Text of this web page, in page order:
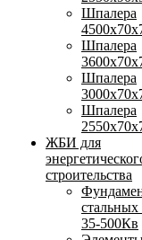
Шпалера
Шпалера
Шпалера
Шпалера
ЖБИ для
строительства
35-500Кв